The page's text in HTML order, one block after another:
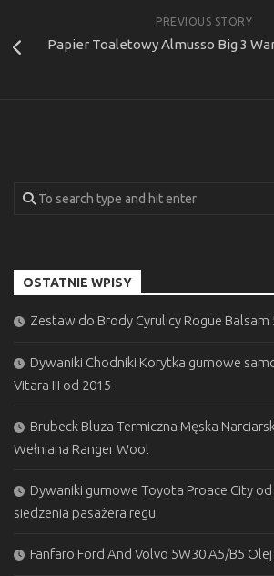
PREVIOUS STORY
Papier Toaletowy Almusso Big 3
OSTATNIE WPISY
Zestaw do Brody Cyrulicy Rogue Balsam
Dywaniki Chodniki Korytka gumowe
Vitara III od 2015-
Brubeck Bluza Termiczna Męska
Wełniana Ranger Wool
Dywaniki gumowe Toyota Proace City
siedzenia pasażera regu
Fanfaro Ford And Volvo 5W30 A5/B5 Olej